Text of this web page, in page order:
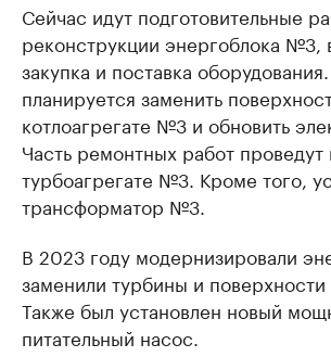
Сейчас идут подготовительные
реконструкции энергоблока №3,
закупка и поставка
планируется заменить
котлоагрегате №3 и обновить
Часть ремонтных работ проведут
турбоагрегате №3. Кроме того,
трансформатор №3.
В 2023 году модернизировали
заменили турбины и поверхности
Также был установлен новый
питательный насос.